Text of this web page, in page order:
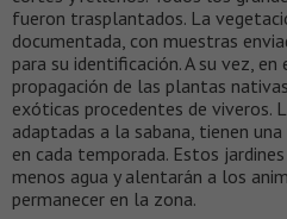
fueron trasplantados. La
documentada, con muestras
para su identificación. A su vez,
propagación de las plantas
exóticas procedentes de viveros.
adaptadas a la sabana, tienen
en cada temporada. Estos
menos agua y alentarán a los
permanecer en la zona.